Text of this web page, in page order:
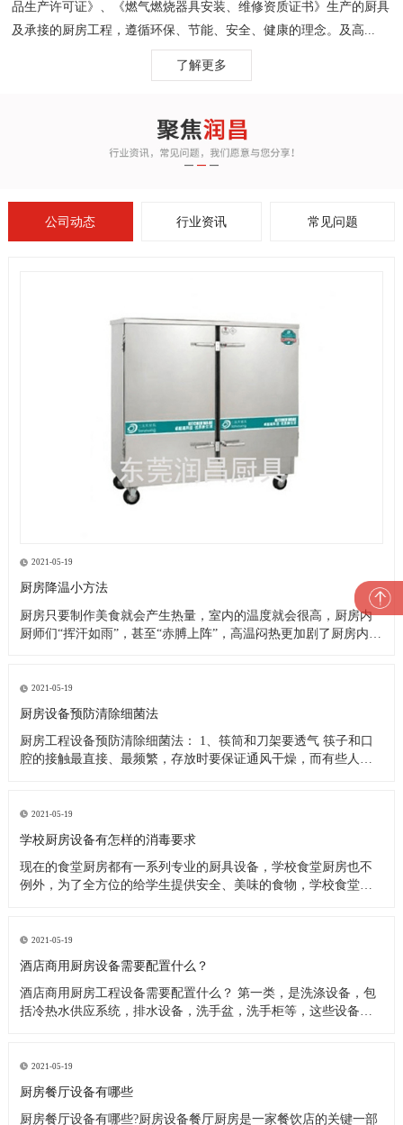
品生产许可证》、《燃气燃烧器具安装、维修资质证书》生产的厨具
及承接的厨房工程，遵循环保、节能、安全、健康的理念。及高...
了解更多
公司动态 行业资讯 常见问题
2021-05-19
厨房降温小方法
厨房只要制作美食就会产生热量，室内的温度就会很高，厨房内
厨师们“挥汗如雨”，甚至“赤膊上阵”，高温闷热更加剧了厨房内的
热，严重影响厨师们的身心健康，大大降低了他们的工作效率及
工作热情
2021-05-19
厨房设备预防清除细菌法
厨房工程设备预防清除细菌法： 1、筷筒和刀架要透气 筷子和口
腔的接触最直接、最频繁，存放时要保证通风干燥，而有些人把
筒，并把它钉在墙上或放在通风处，这样能很快把水沥干。还有
人习惯在筷子上搭
2021-05-19
学校厨房设备有怎样的消毒要求
现在的食堂厨房都有一系列专业的厨具设备，学校食堂厨房也不
例外，为了全方位的给学生提供安全、美味的食物，学校食堂厨
校食堂厨房设备清洗消毒要求 1、使用后的餐具必须在指定的餐具
洗涤槽内将食
2021-05-19
酒店商用厨房设备需要配置什么？
酒店商用厨房工程设备需要配置什么？ 第一类，是洗涤设备，包
括冷热水供应系统，排水设备，洗手盆，洗手柜等，这些设备在
类，是饮食用具，主要包括餐厅家具和饮食用具。 第三类，食物
用具。炊具，
2021-05-19
厨房餐厅设备有哪些
厨房餐厅设备有哪些?厨房设备餐厅厨房是一家餐饮店的关键一部